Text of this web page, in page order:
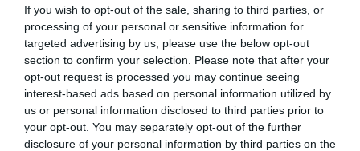
If you wish to opt-out of the sale, sharing to third parties, or
processing of your personal or sensitive information for
targeted advertising by us, please use the below opt-out
section to confirm your selection. Please note that after your
opt-out request is processed you may continue seeing
interest-based ads based on personal information utilized by
us or personal information disclosed to third parties prior to
your opt-out. You may separately opt-out of the further
disclosure of your personal information by third parties on the